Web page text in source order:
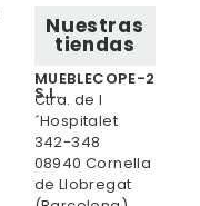
Nuestras
tiendas
MUEBLECOPE-2
S.L.
Ctra. de l
´Hospitalet
342-348
08940 Cornella
de Llobregat